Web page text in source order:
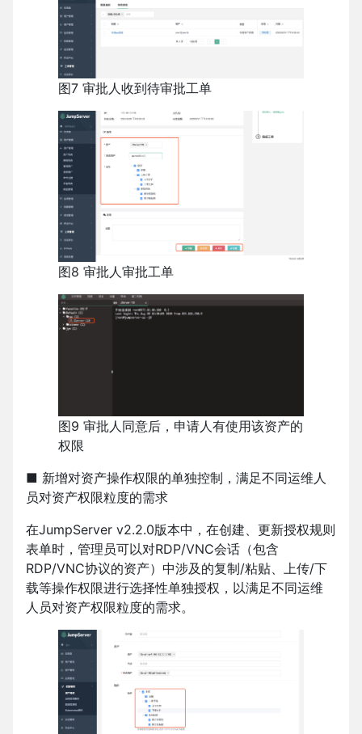
图7 审批人收到待审批工单
图8 审批人审批工单
图9 审批人同意后，申请人有使用该资产的
权限
■ 新增对资产操作权限的单独控制，满足不同运维人
员对资产权限粒度的需求
在JumpServer v2.2.0版本中，在创建、更新授权规则
表单时，管理员可以对RDP/VNC会话（包含
RDP/VNC协议的资产）中涉及的复制/粘贴、上传/下
载等操作权限进行选择性单独授权，以满足不同运维
人员对资产权限粒度的需求。